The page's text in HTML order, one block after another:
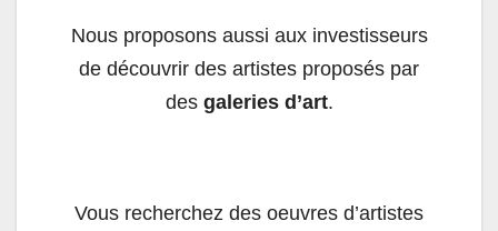
Nous proposons aussi aux investisseurs
de découvrir des artistes proposés par
des galeries d’art.
Vous recherchez des oeuvres d’artistes